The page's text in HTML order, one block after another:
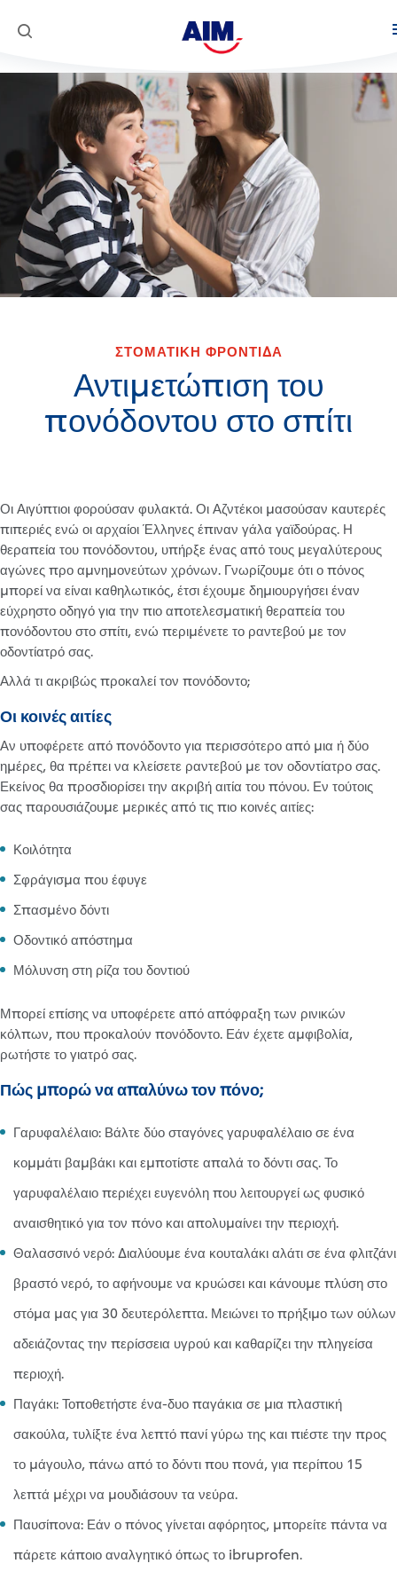
Προϊόντα
Στοματική φροντίδα
Κοινωνική Αποστολή
AIM Complete 8 Actions
Super Mario
ΣΤΟΜΑΤΙΚΗ ΦΡΟΝΤΙΔΑ
Αντιμετώπιση του
πονόδοντου στο σπίτι
Οι Αιγύπτιοι φορούσαν φυλακτά. Οι Αζντέκοι μασούσαν καυτερές
πιπεριές ενώ οι αρχαίοι Έλληνες έπιναν γάλα γαϊδούρας. Η
θεραπεία του πονόδοντου, υπήρξε ένας από τους μεγαλύτερους
αγώνες προ αμνημονεύτων χρόνων. Γνωρίζουμε ότι ο πόνος
μπορεί να είναι καθηλωτικός, έτσι έχουμε δημιουργήσει έναν
εύχρηστο οδηγό για την πιο αποτελεσματική θεραπεία του
πονόδοντου στο σπίτι, ενώ περιμένετε το ραντεβού με τον
οδοντίατρό σας.
Αλλά τι ακριβώς προκαλεί τον πονόδοντο;
Οι κοινές αιτίες
Αν υποφέρετε από πονόδοντο για περισσότερο από μια ή δύο
ημέρες, θα πρέπει να κλείσετε ραντεβού με τον οδοντίατρο σας.
Εκείνος θα προσδιορίσει την ακριβή αιτία του πόνου. Εν τούτοις
σας παρουσιάζουμε μερικές από τις πιο κοινές αιτίες:
Κοιλότητα
Σφράγισμα που έφυγε
Σπασμένο δόντι
Οδοντικό απόστημα
Μόλυνση στη ρίζα του δοντιού
Μπορεί επίσης να υποφέρετε από απόφραξη των ρινικών
κόλπων, που προκαλούν πονόδοντο. Εάν έχετε αμφιβολία,
ρωτήστε το γιατρό σας.
Πώς μπορώ να απαλύνω τον πόνο;
Γαρυφαλέλαιο: Βάλτε δύο σταγόνες γαρυφαλέλαιο σε ένα
κομμάτι βαμβάκι και εμποτίστε απαλά το δόντι σας. Το
γαρυφαλέλαιο περιέχει ευγενόλη που λειτουργεί ως φυσικό
αναισθητικό για τον πόνο και απολυμαίνει την περιοχή.
Θαλασσινό νερό: Διαλύουμε ένα κουταλάκι αλάτι σε ένα φλιτζάνι
βραστό νερό, το αφήνουμε να κρυώσει και κάνουμε πλύση στο
στόμα μας για 30 δευτερόλεπτα. Μειώνει το πρήξιμο των ούλων
αδειάζοντας την περίσσεια υγρού και καθαρίζει την πληγείσα
περιοχή.
Παγάκι: Τοποθετήστε ένα-δυο παγάκια σε μια πλαστική
σακούλα, τυλίξτε ένα λεπτό πανί γύρω της και πιέστε την προς
το μάγουλο, πάνω από το δόντι που πονά, για περίπου 15
λεπτά μέχρι να μουδιάσουν τα νεύρα.
Παυσίπονα: Εάν ο πόνος γίνεται αφόρητος, μπορείτε πάντα να
πάρετε κάποιο αναλγητικό όπως το ibruprofen.